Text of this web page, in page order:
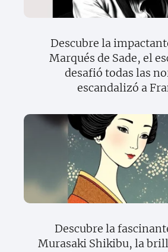
Descubre la
Marqués de Sade, el
desafió todas las
escandalizó a
Descubre la
Murasaki Shikibu, la